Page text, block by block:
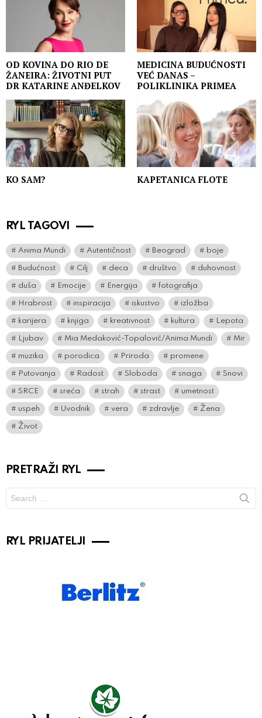
OD KOVINA DO RIO DE
ŽANEIRA: ŽIVOTNI PUT
DR KATARINE ANĐELKOV
MEDICINA BUDUĆNOSTI
VEĆ DANAS –
POLIKLINIKA PRIMEA
KO SAM? KAPETANICA FLOTE
RYL TAGOVI
Anima Mundi Autentičnost Beograd boje
Budućnost Cilj deca društvo duhovnost
duša Emocije Energija fotografija
Hrabrost inspiracija iskustvo izložba
karijera knjiga kreativnost kultura Lepota
Ljubav Mia Medaković-Topalović/Anima Mundi Mir
muzika porodica Priroda promene
Putovanja Radost Sloboda snaga Snovi
SRCE sreća strah strast umetnost
uspeh Uvodnik vera zdravlje Žena
Život
PRETRAŽI RYL
for:
RYL PRIJATELJI